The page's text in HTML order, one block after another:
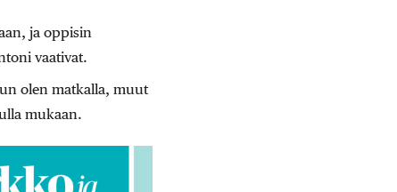
ja oppisin
vaativat.
olen matkalla, muut
mukaan.